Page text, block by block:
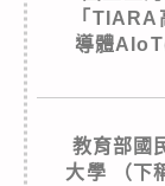
「
導體
教育部國
大學 （下